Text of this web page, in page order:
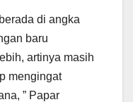
di angka
baru
artinya masih
mengingat
” Papar